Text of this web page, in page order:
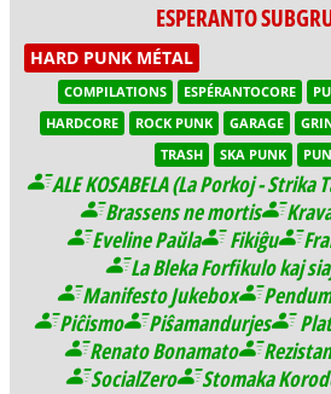
ESPERANTO
HARD PUNK MÉTAL
COMPILATIONS ESPÉRANTOCORE
HARDCORE
ROCK PUNK GARAGE
TRASH
SKA PUNK
ALE KOSABELA (La Porkoj - Strika
Brassens ne mortis
Eveline Paŭla
Fikiĝu
La Bleka Forfikulo kaj
Manifesto Jukebox
Piĉismo
Piŝamandurjes
Renato Bonamato
SocialZero
Stomaka